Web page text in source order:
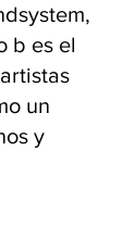
b es el
un
y